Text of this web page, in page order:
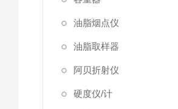
油脂烟点仪
油脂取样器
阿贝折射仪
硬度仪/计